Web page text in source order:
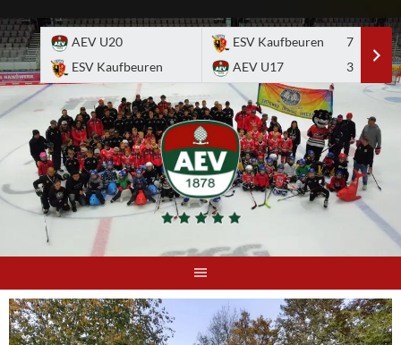
to
content
AEV U20
ESV Kaufbeuren
ESV Kaufbeuren
7
AEV U17
3